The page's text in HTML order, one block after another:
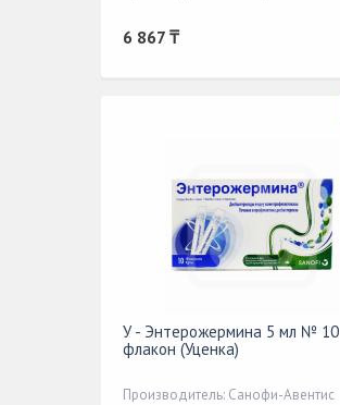
6 867 ₸
У - Энтерожермина 5 мл № 10
флакон (Уценка)
Производитель: Санофи-Авентис